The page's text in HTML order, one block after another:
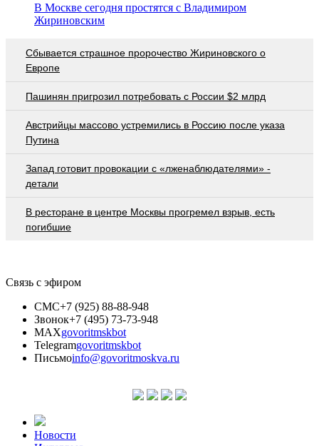
В Москве сегодня простятся с Владимиром
Жириновским
Сбывается страшное пророчество Жириновского о
Европе
Пашинян пригрозил потребовать c России $2 млрд
Австрийцы массово устремились в Россию после указа
Путина
Запад готовит провокации с «лженаблюдателями» -
детали
В ресторане в центре Москвы прогремел взрыв, есть
погибшие
Связь с эфиром
СМС+7 (925) 88-88-948
Звонок+7 (495) 73-73-948
MAXgovoritmskbot
Telegramgovoritmskbot
Письмоinfo@govoritmoskva.ru
Новости